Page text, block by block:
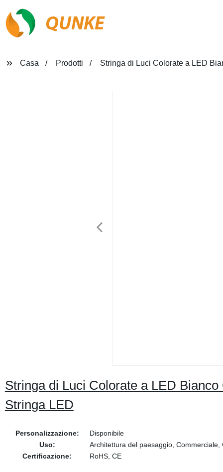
QUNKE
Casa Prodotti Stringa di Luci Colorate a LED
Stringa di Luci Colorate a LED
Stringa LED
Personalizzazione:
Disponibile
Uso:
Architettura del paesaggio, Commerciale,
Certificazione:
RoHS, CE